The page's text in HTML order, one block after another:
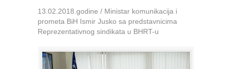
13.02.2018.godine / Ministar komunikacija i
prometa BiH Ismir Jusko sa predstavnicima
Reprezentativnog sindikata u BHRT-u